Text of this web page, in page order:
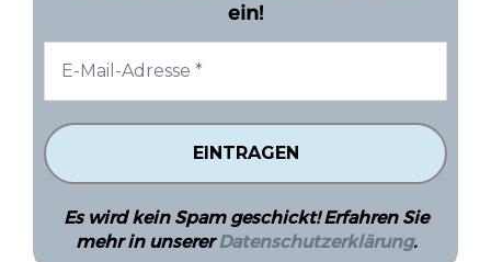
ein!
Es wird kein Spam geschickt! Erfahren Sie
mehr in unsererDatenschutzerklärung.